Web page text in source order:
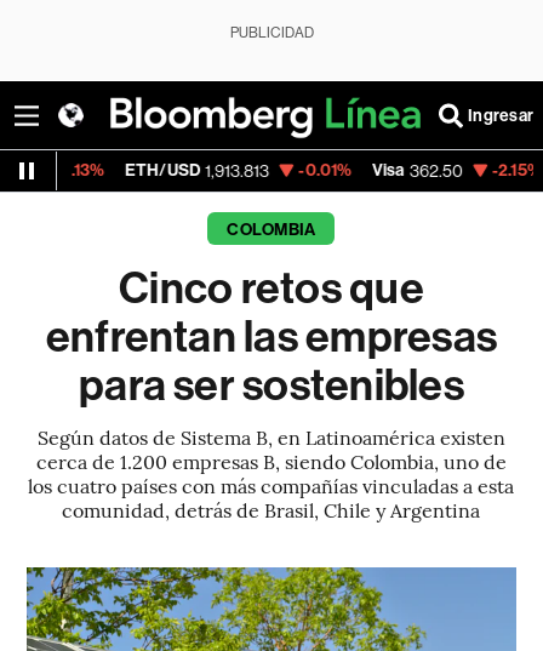
PUBLICIDAD
Ingresar
1,913.813 -0.01% Visa 362.50 -2.15% MercadoLibre
COLOMBIA
Cinco retos que
enfrentan las empresas
para ser sostenibles
Según datos de Sistema B, en Latinoamérica existen
cerca de 1.200 empresas B, siendo Colombia, uno de
los cuatro países con más compañías vinculadas a esta
comunidad, detrás de Brasil, Chile y Argentina